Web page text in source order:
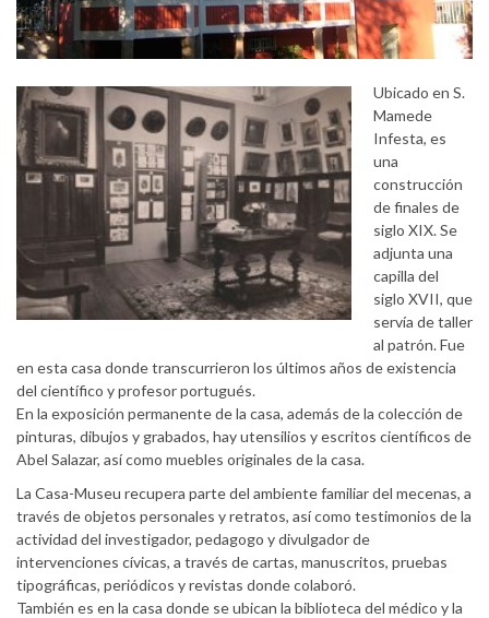
Ubicado en S.
Mamede
Infesta, es
una
construcción
de finales de
siglo XIX. Se
adjunta una
capilla del
siglo XVII, que
servía de taller
al patrón. Fue
en esta casa donde transcurrieron los últimos años de existencia
del científico y profesor portugués.
En la exposición permanente de la casa, además de la colección de
pinturas, dibujos y grabados, hay utensilios y escritos científicos de
Abel Salazar, así como muebles originales de la casa.
La Casa-Museu recupera parte del ambiente familiar del mecenas, a
través de objetos personales y retratos, así como testimonios de la
actividad del investigador, pedagogo y divulgador de
intervenciones cívicas, a través de cartas, manuscritos, pruebas
tipográficas, periódicos y revistas donde colaboró.
También es en la casa donde se ubican la biblioteca del médico y la